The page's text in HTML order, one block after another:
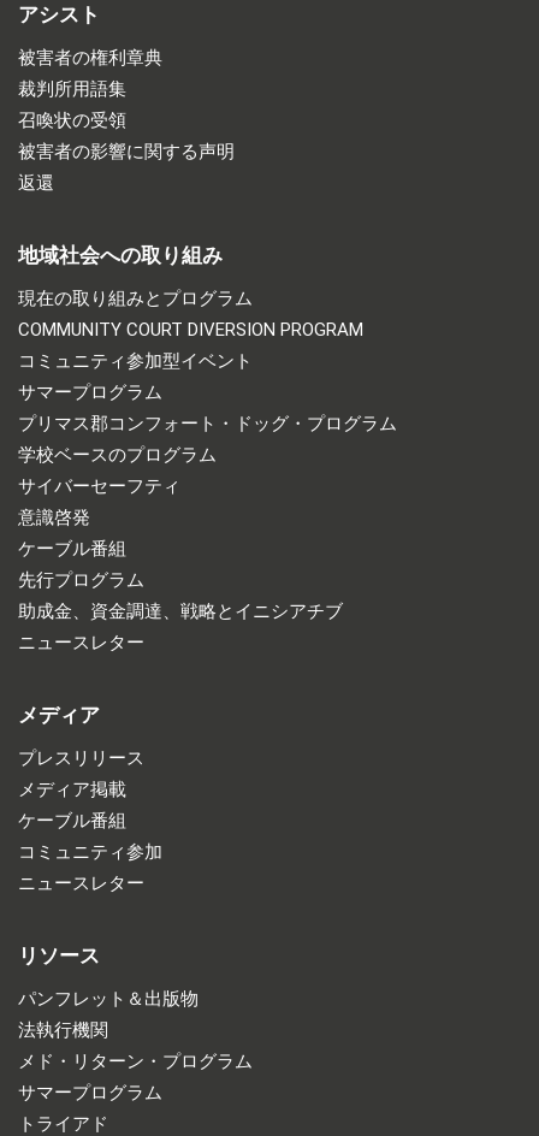
アシスト
被害者の権利章典
裁判所用語集
召喚状の受領
被害者の影響に関する声明
返還
地域社会への取り組み
現在の取り組みとプログラム
COMMUNITY COURT DIVERSION PROGRAM
コミュニティ参加型イベント
サマープログラム
プリマス郡コンフォート・ドッグ・プログラム
学校ベースのプログラム
サイバーセーフティ
意識啓発
ケーブル番組
先行プログラム
助成金、資金調達、戦略とイニシアチブ
ニュースレター
メディア
プレスリリース
メディア掲載
ケーブル番組
コミュニティ参加
ニュースレター
リソース
パンフレット＆出版物
法執行機関
メド・リターン・プログラム
サマープログラム
トライアド